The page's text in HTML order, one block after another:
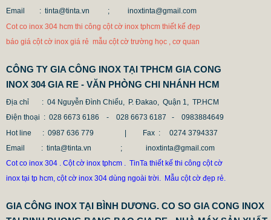
685.700 VNĐ865.700 VNĐ
Mẫu: COT INOX 304 SUS
Email : tinta@tinta.vn ;
inoxtinta@gmail.com
Cot co inox 304 hcm thi công cột cờ inox tphcm thiết kế đẹp
báo giá cột cờ inox giá rẻ mẫu cột cờ trường học , cơ quan
CÔNG TY GIA CÔNG INOX TẠI TPHCM GIA CONG
INOX 304 GIA RE - VĂN PHÒNG CHI NHÁNH HCM
Địa chỉ
: 04 Nguyễn Đình Chiểu, P. Đakao, Quận 1, TP.HCM
Điện thoại : 028 6673 6186 - 028 6673 6187 -
0983884649
Hot line
: 0987 636 779 | Fax :
0274 3794337
Email
: tinta@tinta.vn ; inoxtinta@gmail.com
Cot co inox 304 . Cột cờ inox tphcm . TinTa thiết kế thi công cột cờ
inox tại tp hcm, cột cờ inox 304 dùng ngoài trời. Mẫu cột cờ đẹp rẻ.
GIA CÔNG INOX TẠI BÌNH DƯƠNG. CO SO GIA CONG INOX